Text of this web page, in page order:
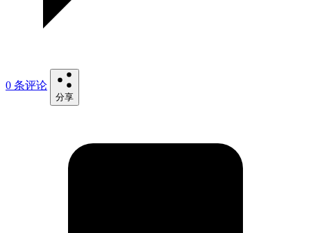
0 条评论
分享